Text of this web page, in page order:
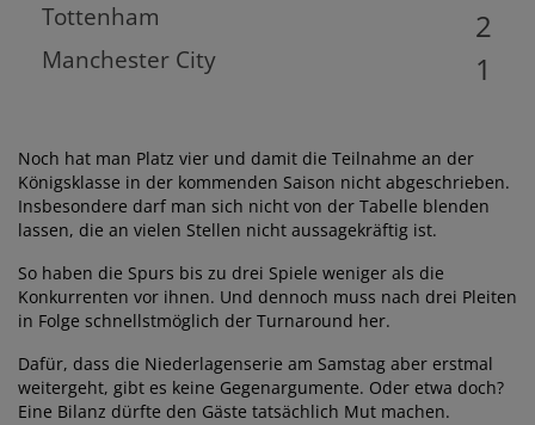
Tottenham
Manchester City
2
1
Noch hat man Platz vier und damit die Teilnahme an der
Königsklasse in der kommenden Saison nicht abgeschrieben.
Insbesondere darf man sich nicht von der Tabelle blenden
lassen, die an vielen Stellen nicht aussagekräftig ist.
So haben die Spurs bis zu drei Spiele weniger als die
Konkurrenten vor ihnen. Und dennoch muss nach drei Pleiten
in Folge schnellstmöglich der Turnaround her.
Dafür, dass die Niederlagenserie am Samstag aber erstmal
weitergeht, gibt es keine Gegenargumente. Oder etwa doch?
Eine Bilanz dürfte den Gäste tatsächlich Mut machen.